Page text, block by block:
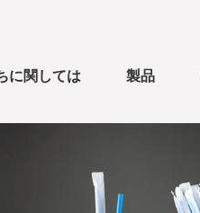
に関しては 製品